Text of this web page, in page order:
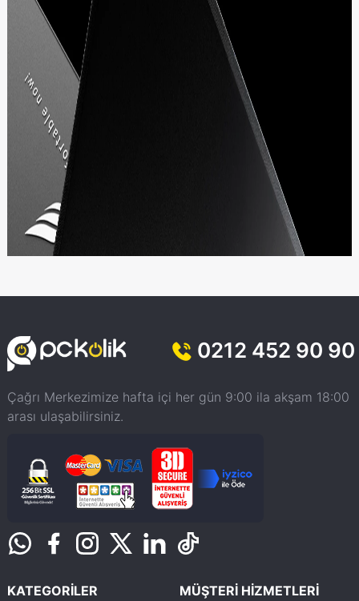
0212 452 90 90
Çağrı Merkezimize hafta içi her gün 9:00 ila akşam 18:00
arası ulaşabilirsiniz.
KATEGORİLER
MÜŞTERİ HİZMETLERİ